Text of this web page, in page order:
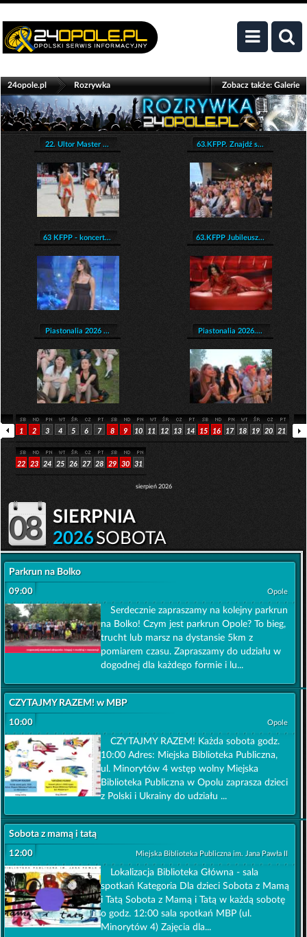
24opole.pl Rozrywka Zobacz także:Galerie
22. Ultor Master ... 63.KFPP. Znajdź s...
63 KFPP - koncert... 63.KFPP Jubileusz...
Piastonalia 2026 ... Piastonalia 2026....
1 2 3 4 5 6 7 8 9 10 11 12 13 14 15 16 17 18 19 20 21
22 23 24 25 26 27 28 29 30 31
sierpień 2026
08 sierpnia
2026SOBOTA
09:00
Parkrun na Bolko
Opole
Serdecznie zapraszamy na kolejny parkrun
na Bolko! Czym jest parkrun Opole? To bieg,
trucht lub marsz na dystansie 5km z
pomiarem czasu. Zapraszamy do udziału w
dogodnej dla każdego formie i lu...
10:00
CZYTAJMY RAZEM! w MBP
Opole
CZYTAJMY RAZEM! Każda sobota godz.
10:00 Adres: Miejska Biblioteka Publiczna,
ul. Minorytów 4 wstęp wolny Miejska
Biblioteka Publiczna w Opolu zaprasza dzieci
z Polski i Ukrainy do udziału ...
12:00
Sobota z mamą i tatą
Miejska Biblioteka Publiczna im. Jana Pawła II
Lokalizacja Biblioteka Główna - sala
spotkań Kategoria Dla dzieci Sobota z Mamą
i Tatą Sobota z Mamą i Tatą w każdą sobotę
o godz. 12:00 sala spotkań MBP (ul.
Minorytów 4) Zajęcia dla...